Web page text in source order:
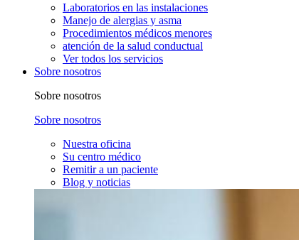
Laboratorios en las instalaciones
Manejo de alergias y asma
Procedimientos médicos menores
atención de la salud conductual
Ver todos los servicios
Sobre nosotros
Sobre nosotros
Sobre nosotros
Nuestra oficina
Su centro médico
Remitir a un paciente
Blog y noticias